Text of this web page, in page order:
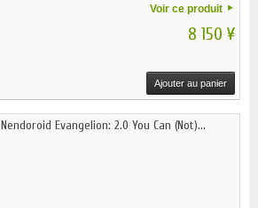
Voir ce produit
8 150 ¥
Ajouter au panier
Nendoroid Evangelion: 2.0 You Can (Not)...